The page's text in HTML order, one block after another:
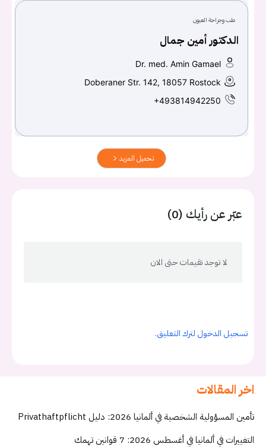
طب وجراحة العيون
الدكتور أمين جمال
Dr. med. Amin Gamael
Doberaner Str. 142, 18057 Rostock
+493814942250
تحميل المزيد
عبّر عن رأيك (0)
لا توجد تقيمات حتى الان
تسجيل الدخول لترك التعليق.
اخر المقالات
تأمين المسؤولية الشخصية في ألمانيا 2026: دليل Privathaftpflicht
التغييرات في ألمانيا في أغسطس 2026: 7 قوانين تهمك